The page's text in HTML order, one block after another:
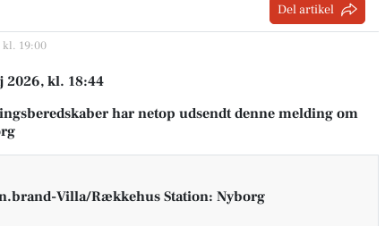
Del artikel
kl. 19:00
2026, kl. 18:44
har netop udsendt denne melding om
Villa/Rækkehus Station: Nyborg